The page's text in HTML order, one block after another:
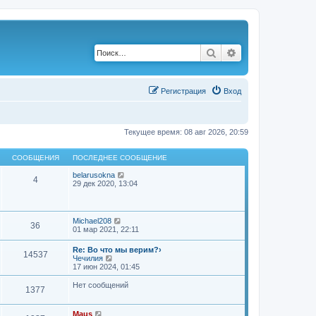
Поиск
Вход
Регистрация
Текущее время: 08 авг 2026, 20:59
СООБЩЕНИЯ ПОСЛЕДНЕЕ СООБЩЕНИЕ
4 belarusokna
е
и
к
п
о
л
е
д
29 дек 2020, 13:04
36 Michael208
е
й
т
и
п
с
01 мар 2021, 22:11
14537
Re: Во что мы верим?›
Чечилия
е
р
е
17 июн 2024, 01:45
1377 Нет сообщений
Maus